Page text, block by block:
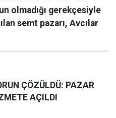
olmadığı gerekçesiyle
semt pazarı, Avcılar
ÇÖZÜLDÜ: PAZAR
AÇILDI